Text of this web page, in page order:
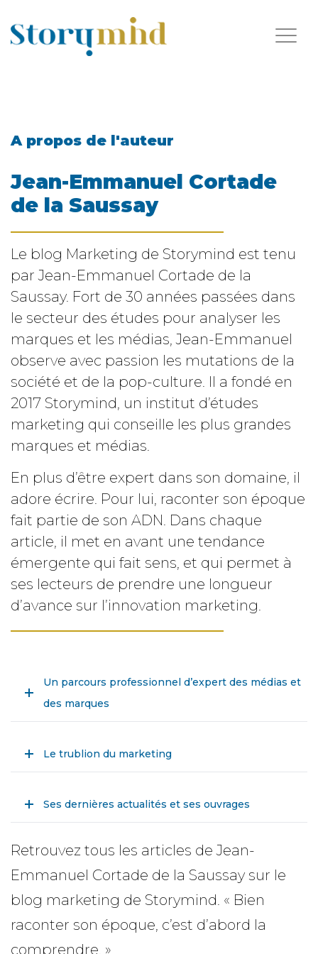
A propos de l'auteur
Jean-Emmanuel Cortade
de la Saussay
Le blog Marketing de Storymind est tenu
par Jean-Emmanuel Cortade de la
Saussay. Fort de 30 années passées dans
le secteur des études pour analyser les
marques et les médias, Jean-Emmanuel
observe avec passion les mutations de la
société et de la pop-culture. Il a fondé en
2017 Storymind, un institut d’études
marketing qui conseille les plus grandes
marques et médias.
En plus d’être expert dans son domaine, il
adore écrire. Pour lui, raconter son époque
fait partie de son ADN. Dans chaque
article, il met en avant une tendance
émergente qui fait sens, et qui permet à
ses lecteurs de prendre une longueur
d’avance sur l’innovation marketing.
Un parcours professionnel d’expert des médias et
des marques
Le trublion du marketing
Ses dernières actualités et ses ouvrages
Retrouvez tous les articles de Jean-
Emmanuel Cortade de la Saussay sur le
blog marketing de Storymind. « Bien
raconter son époque, c’est d’abord la
comprendre. »